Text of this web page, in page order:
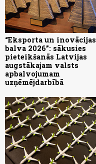
“Eksporta un inovācijas
balva 2026”: sākusies
pieteikšanās Latvijas
augstākajam valsts
apbalvojumam
uzņēmējdarbībā